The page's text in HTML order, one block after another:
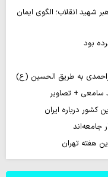
شهید انقلاب؛ الگوی ایمان
بود
سامعی + تصاویر
درباره ایران
جامعه‌اند
هفته تهران